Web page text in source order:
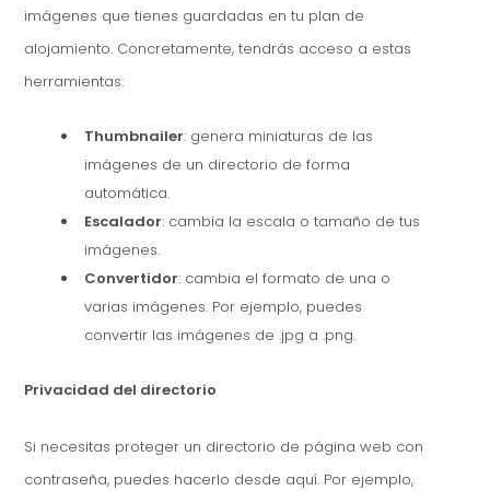
imágenes que tienes guardadas en tu plan de
alojamiento. Concretamente, tendrás acceso a estas
herramientas:
Thumbnailer: genera miniaturas de las
imágenes de un directorio de forma
automática.
Escalador: cambia la escala o tamaño de tus
imágenes.
Convertidor: cambia el formato de una o
varias imágenes. Por ejemplo, puedes
convertir las imágenes de .jpg a .png.
Privacidad del directorio
Si necesitas proteger un directorio de página web con
contraseña, puedes hacerlo desde aquí. Por ejemplo,